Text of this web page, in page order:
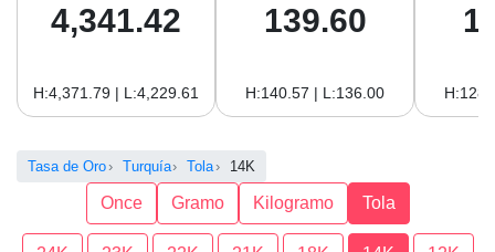
4,341.42
H:4,371.79 | L:4,229.61
139.60
H:140.57 | L:136.00
Tasa de Oro Turquía Tola 14K
Once Gramo Kilogramo Tola